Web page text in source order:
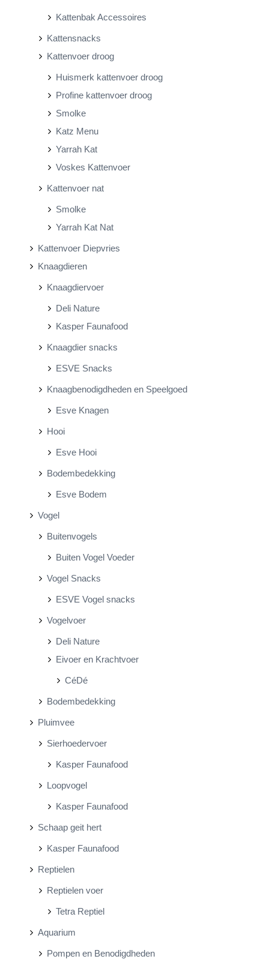
Kattenbak Accessoires
Kattensnacks
Kattenvoer droog
Huismerk kattenvoer droog
Profine kattenvoer droog
Smolke
Katz Menu
Yarrah Kat
Voskes Kattenvoer
Kattenvoer nat
Smolke
Yarrah Kat Nat
Kattenvoer Diepvries
Knaagdieren
Knaagdiervoer
Deli Nature
Kasper Faunafood
Knaagdier snacks
ESVE Snacks
Knaagbenodigdheden en Speelgoed
Esve Knagen
Hooi
Esve Hooi
Bodembedekking
Esve Bodem
Vogel
Buitenvogels
Buiten Vogel Voeder
Vogel Snacks
ESVE Vogel snacks
Vogelvoer
Deli Nature
Eivoer en Krachtvoer
CéDé
Bodembedekking
Pluimvee
Sierhoedervoer
Kasper Faunafood
Loopvogel
Kasper Faunafood
Schaap geit hert
Kasper Faunafood
Reptielen
Reptielen voer
Tetra Reptiel
Aquarium
Pompen en Benodigdheden